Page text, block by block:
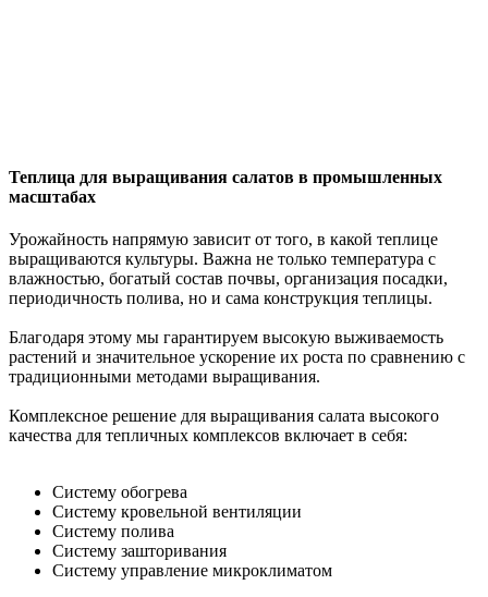
Теплица для выращивания салатов в промышленных
масштабах
Урожайность напрямую зависит от того, в какой теплице
выращиваются культуры. Важна не только температура с
влажностью, богатый состав почвы, организация посадки,
периодичность полива, но и сама конструкция теплицы.
Благодаря этому мы гарантируем высокую выживаемость
растений и значительное ускорение их роста по сравнению с
традиционными методами выращивания.
Комплексное решение для выращивания салата высокого
качества для тепличных комплексов включает в себя:
Систему обогрева
Систему кровельной вентиляции
Систему полива
Систему зашторивания
Систему управление микроклиматом